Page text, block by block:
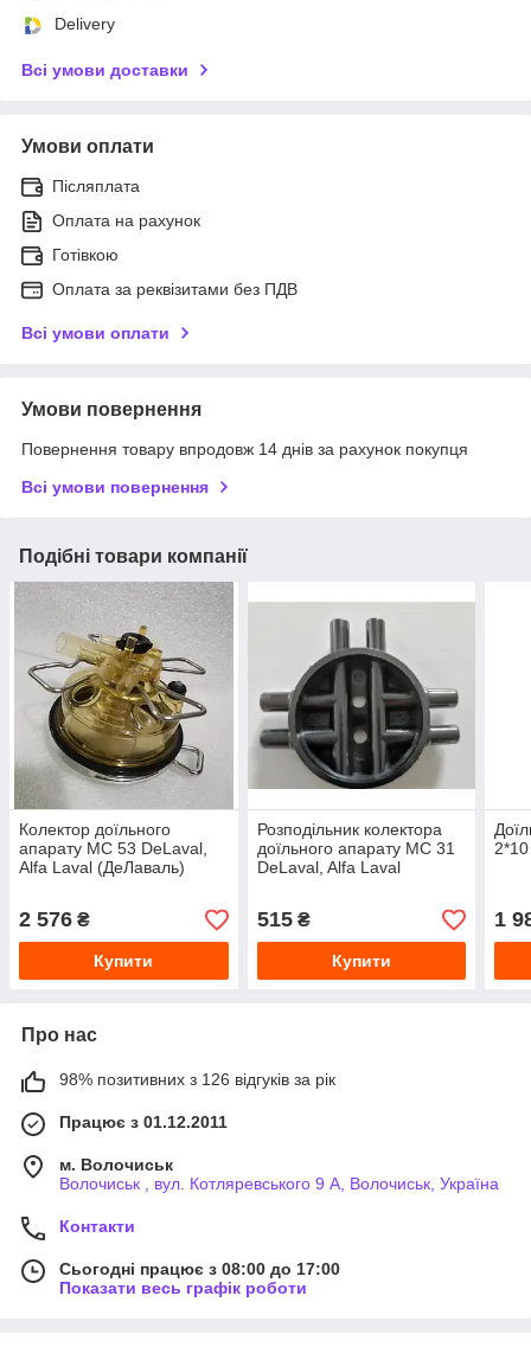
Delivery
Всі умови доставки
Умови оплати
Післяплата
Оплата на рахунок
Готівкою
Оплата за реквізитами без ПДВ
Всі умови оплати
Умови повернення
Повернення товару впродовж 14 днів за рахунок покупця
Всі умови повернення
Подібні товари компанії
Колектор доїльного
апарату МС 53 DeLaval,
Alfa Laval (ДеЛаваль)
2 576 ₴
Купити
Розподільник колектора
доїльного апарату МС 31
DeLaval, Alfa Laval
515₴
Купити
1
Про нас
98% позитивних з 126 відгуків за рік
Працює з 01.12.2011
м. Волочиськ
Волочиськ , вул. Котляревського 9 А, Волочиськ, Україна
Контакти
Сьогодні працює з 08:00 до 17:00
Показати весь графік роботи